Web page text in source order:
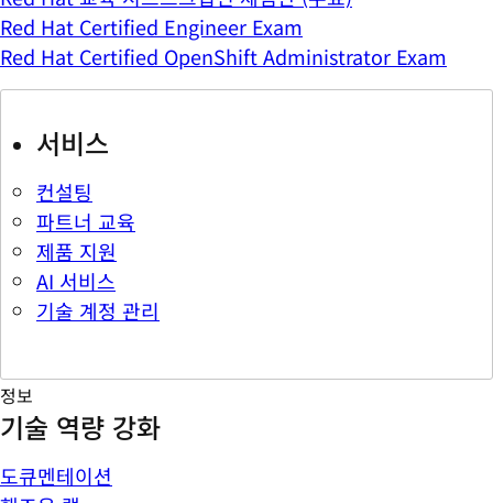
Red Hat Certified Engineer Exam
Red Hat Certified OpenShift Administrator Exam
서비스
컨설팅
파트너 교육
제품 지원
AI 서비스
기술 계정 관리
정보
기술 역량 강화
도큐멘테이션